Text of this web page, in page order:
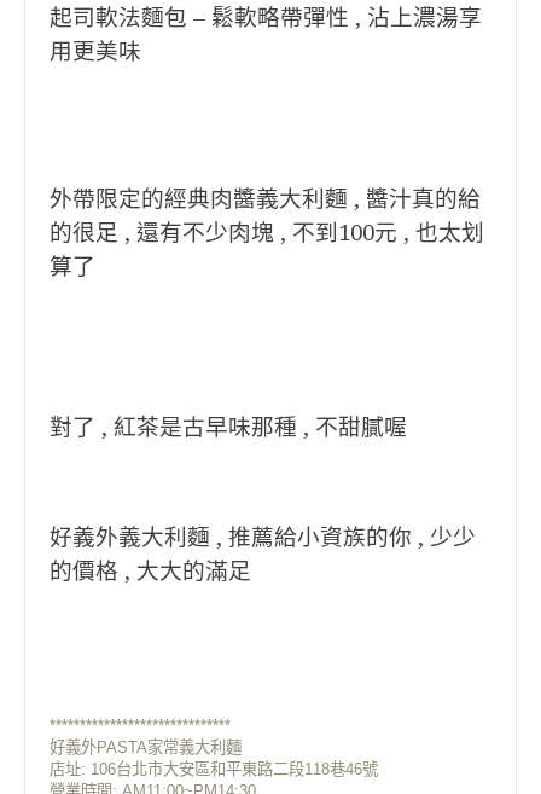
起司軟法麵包 – 鬆軟略帶彈性 , 沾上濃湯享
用更美味
外帶限定的經典肉醬義大利麵 , 醬汁真的給
的很足 , 還有不少肉塊 , 不到100元 , 也太划
算了
對了 , 紅茶是古早味那種 , 不甜膩喔
好義外義大利麵 , 推薦給小資族的你 , 少少
的價格 , 大大的滿足
******************************
好義外PASTA家常義大利麵
店址: 106台北市大安區和平東路二段118巷46號